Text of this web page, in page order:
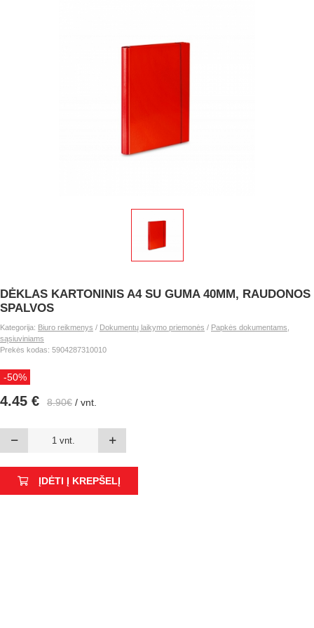
DĖKLAS KARTONINIS A4 SU GUMA 40MM, RAUDONOS
SPALVOS
Kategorija: Biuro reikmenys / Dokumentų laikymo priemonės / Papkės dokumentams,
sąsiuviniams
Prekės kodas: 5904287310010
-50%
4.45 € 8.90€ / vnt.
ĮDĖTI Į KREPŠELĮ